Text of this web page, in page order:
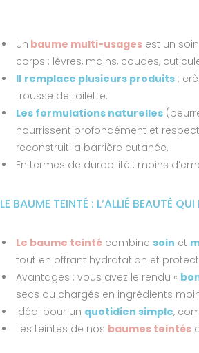
Un baume multi-usages est un
corps : lèvres, mains, coudes,
Il remplace plusieurs produits:
trousse de toilette.
Les formulations naturelles
nourrissent profondément et
reconstruit la barrière cutanée.
En termes de durabilité : moins
LE BAUME TEINTÉ : L’ALLIÉ BEAUTÉ
Le baume teinté combine soin et
tout en offrant hydratation et
Avantages : vous avez le rendu «
secs ou chargés en ingrédients
Idéal pour un quotidien simple,
Les teintes de nos baumes teintés